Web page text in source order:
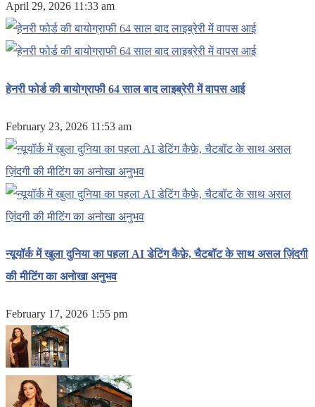
April 29, 2026 11:33 am
हेनरी फोर्ड की बायोग्राफी 64 साल बाद लाइब्रेरी में वापस आई
February 23, 2026 11:53 am
न्यूयॉर्क में खुला दुनिया का पहला AI डेटिंग कैफ़े, चैटबॉट के साथ असल ज़िंदगी
की मीटिंग का अनोखा अनुभव
February 17, 2026 1:55 pm